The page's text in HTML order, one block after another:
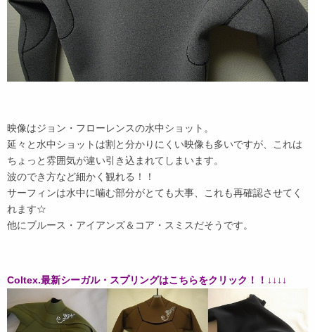
映像はジョン・フローレンスの水中ショット。
延々と水中ショットは割と分かりにくい映像も多いですが、これは
ちょっと雰囲気が違い引き込まれてしまいます。
波のでき方など細かく観れる！！
サーフィンは水中に噛む部分がとても大事、これも再確認させてく
れます☆
他にブルース・アイアンズ＆コア・スミスだそうです。
Coltex.最新シーガル・スプリングはこちらをクリック！！↓↓↓↓